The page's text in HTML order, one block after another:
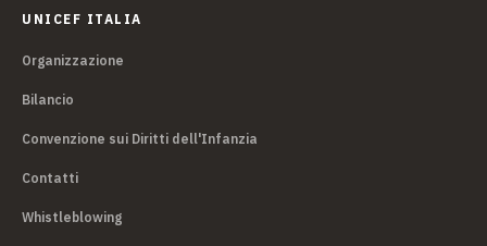
UNICEF ITALIA
Organizzazione
Bilancio
Convenzione sui Diritti dell'Infanzia
Contatti
Whistleblowing